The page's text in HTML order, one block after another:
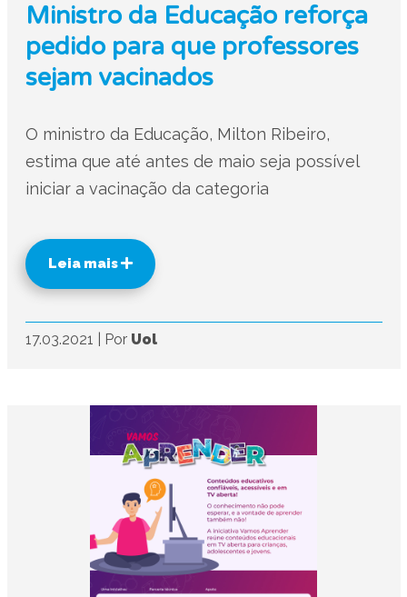
Ministro da Educação reforça
pedido para que professores
sejam vacinados
O ministro da Educação, Milton Ribeiro,
estima que até antes de maio seja possível
iniciar a vacinação da categoria
Leia mais
17.03.2021 Por Uol